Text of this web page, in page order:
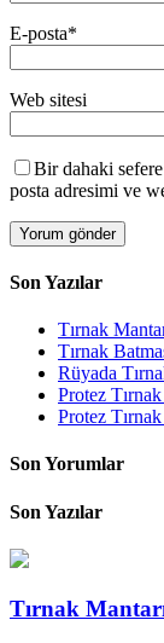
E-posta*
Web sitesi
Bir dahaki sefere
posta adresimi ve
Son Yazılar
Tırnak
Tırnak
Rüyada
Protez
Protez Tırnak
Son Yorumlar
Son Yazılar
Tırnak